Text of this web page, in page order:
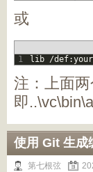
或
1 lib /def:
注：上面
即
使用 Git 生成
第七根弦